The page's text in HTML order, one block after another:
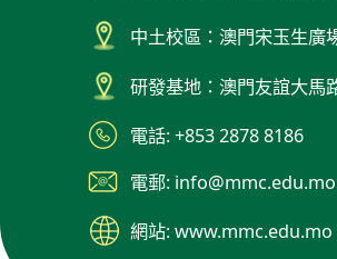
中土校區：澳門宋玉生廣
研發基地：澳門友誼大馬
電話: +853 2878 8186
電郵: info@mmc.edu.mo
網站: www.mmc.edu.mo